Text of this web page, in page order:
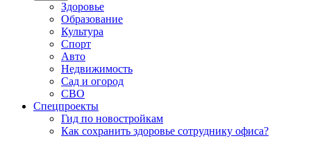
Здоровье
Образование
Культура
Спорт
Авто
Недвижимость
Сад и огород
СВО
Спецпроекты
Гид по новостройкам
Как сохранить здоровье сотруднику офиса?